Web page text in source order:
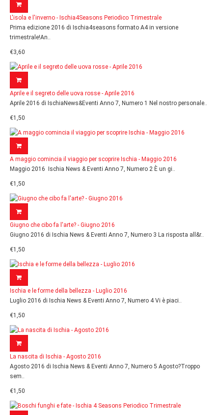
L'isola e l'inverno - Ischia4Seasons Periodico Trimestrale
Prima edizione 2016 di Ischia4seasons formato A4 in versione
trimestrale!An..
€3,60
Aprile e il segreto delle uova rosse - Aprile 2016
Aprile 2016 di IschiaNews&Eventi Anno 7, Numero 1 Nel nostro personale..
€1,50
A maggio comincia il viaggio per scoprire Ischia - Maggio 2016
Maggio 2016 Ischia News & Eventi Anno 7, Numero 2 È un gi..
€1,50
Giugno che cibo fa l'arte? - Giugno 2016
Giugno 2016 di Ischia News & Eventi Anno 7, Numero 3 La risposta all&r..
€1,50
Ischia e le forme della bellezza - Luglio 2016
Luglio 2016 di Ischia News & Eventi Anno 7, Numero 4 Vi è piaci..
€1,50
La nascita di Ischia - Agosto 2016
Agosto 2016 di Ischia News & Eventi Anno 7, Numero 5 Agosto?Troppo
sem..
€1,50